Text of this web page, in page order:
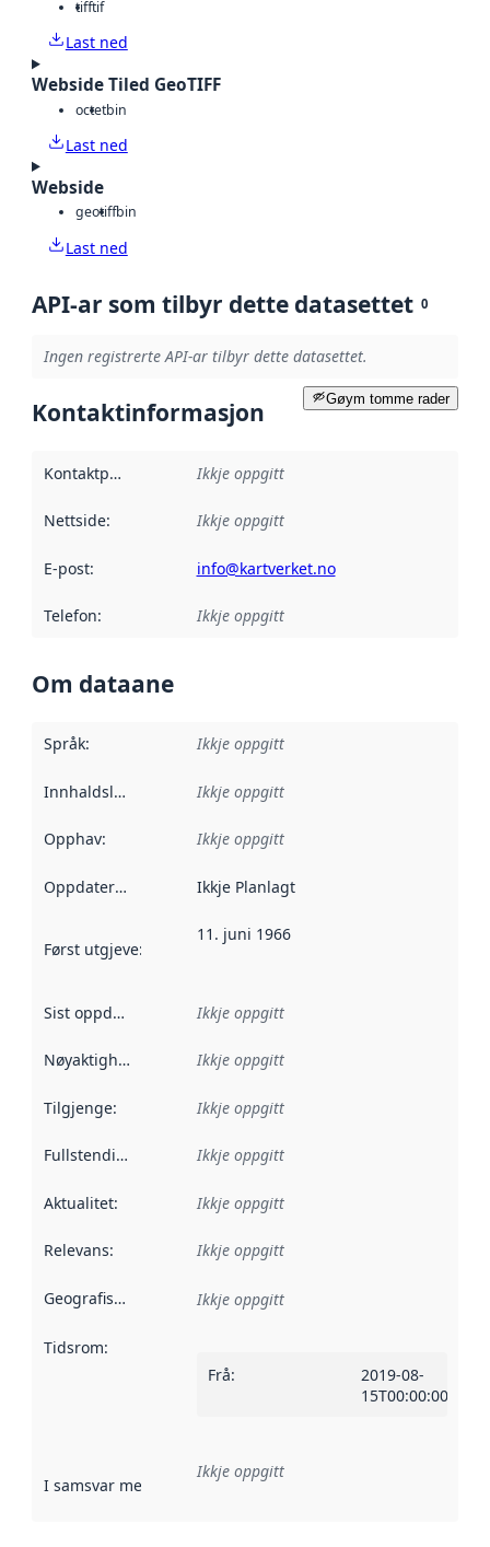
tifftif
Last ned
Webside Tiled GeoTIFF
octetbin
Last ned
Webside
geotiffbin
Last ned
API-ar som tilbyr dette datasettet 0
Ingen registrerte API-ar tilbyr dette datasettet.
Gøym tomme rader
Kontaktinformasjon
Kontaktpunkt Ikkje oppgitt
Nettside: Ikkje oppgitt
E-post: info@kartverket.no
Telefon: Ikkje oppgitt
Om dataane
Språk: Ikkje oppgitt
Innhaldsleverandørar :
Ikkje oppgitt
Opphav: Ikkje oppgitt
Oppdateringsfrekvens :
Ikkje Planlagt
Først utgjeve: Denne datoen seier når dataa i dette
11. juni 1966
Sist oppdatert Ikkje oppgitt
Nøyaktigheit Ikkje oppgitt
Tilgjenge: Ikkje oppgitt
Fullstendigheit Ikkje oppgitt
Aktualitet: Ikkje oppgitt
Relevans: Ikkje oppgitt
Geografisk område Ikkje oppgitt
Tidsrom:
Frå:
2019-08-
15T00:00:00Z
I samsvar med Referanse til ei implementeringsregel eller
Ikkje oppgitt